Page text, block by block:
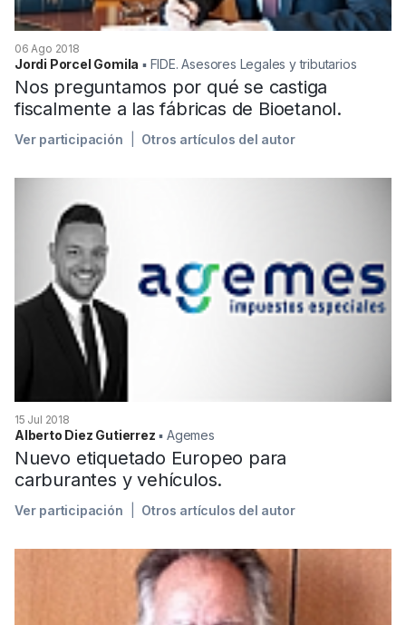
06 Ago 2018
Jordi Porcel Gomila ▪︎ FIDE. Asesores Legales y tributarios
Nos preguntamos por qué se castiga
fiscalmente a las fábricas de Bioetanol.
Ver participación Otros artículos del autor
15 Jul 2018
Alberto Diez Gutierrez ▪︎ Agemes
Nuevo etiquetado Europeo para
carburantes y vehículos.
Ver participación Otros artículos del autor